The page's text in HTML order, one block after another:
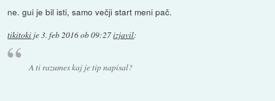
ne. gui je bil isti, samo večji start meni pač.
tikitoki je3. feb 2016 ob 09:27izjavil:
A ti razumes kaj je tip napisal?